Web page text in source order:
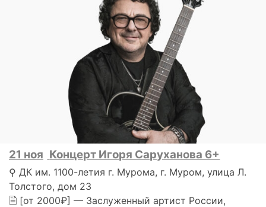
21 ноя Концерт Игоря Саруханова 6+
⚲ ДК им. 1100-летия г. Мурома, г. Муром, улица Л.
Толстого, дом 23
🗎 [от 2000₽] — Заслуженный артист России,